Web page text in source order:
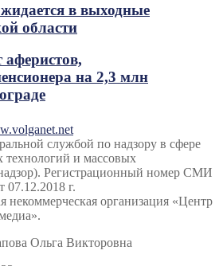
в выходные
области
на 2,3 млн
службой по надзору в сфере
и массовых
Регистрационный номер СМИ
г.
некоммерческая организация «Центр
Ольга Викторовна